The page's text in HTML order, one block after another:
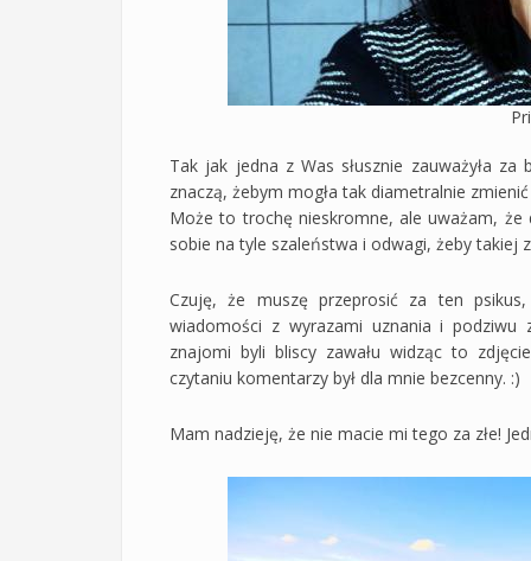
Tak jak jedna z Was słusznie zauważyła
znaczą, żebym mogła tak diametralnie
Może to trochę nieskromne, ale uważam,
sobie na tyle szaleństwa i odwagi, żeby takiej
Czuję, że muszę przeprosić za ten
wiadomości z wyrazami uznania i
znajomi byli bliscy zawału widząc to
czytaniu komentarzy był dla mnie bezcenny. :)
Mam nadzieję, że nie macie mi tego za złe!